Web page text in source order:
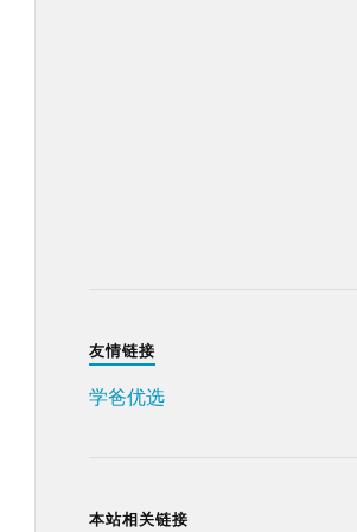
友情链接
学爸优选
本站相关链接